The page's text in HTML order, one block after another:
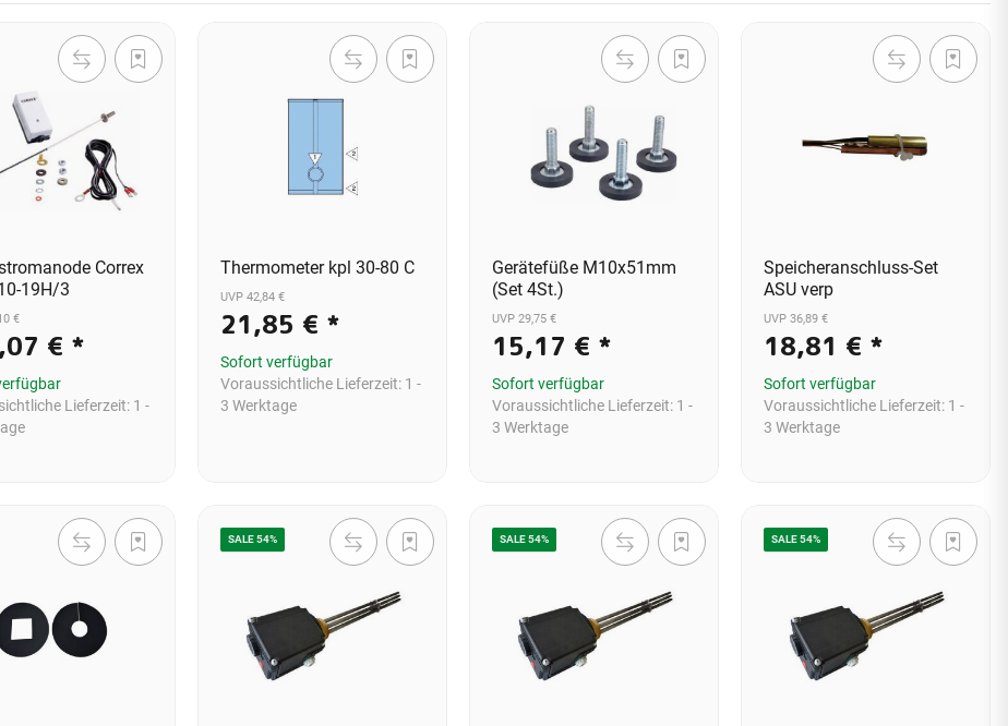
Correx
19H/3
€
€ *
Lieferzeit: 1 -
Thermometer kpl 30-80 C
UVP 42,84 €
21,85 € *
Sofort verfügbar
Voraussichtliche Lieferzeit: 1 -
3 Werktage
Gerätefüße M10x51mm
(Set 4St.)
UVP 29,75 €
15,17 € *
Sofort verfügbar
Voraussichtliche Lieferzeit: 1 -
3 Werktage
Speicheranschluss-Set
ASU verp
UVP 36,89 €
18,81 € *
Sofort verfügbar
Voraussichtliche Lieferzeit: 1 -
3 Werktage
SALE 54% SALE 54% SALE 54%